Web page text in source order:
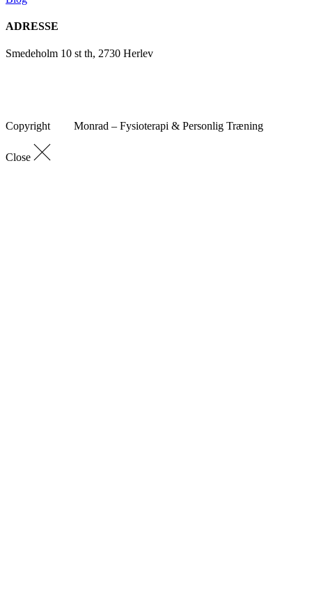
ADRESSE
Smedeholm 10 st th, 2730 Herlev
Copyright Monrad – Fysioterapi & Personlig Træning
Close